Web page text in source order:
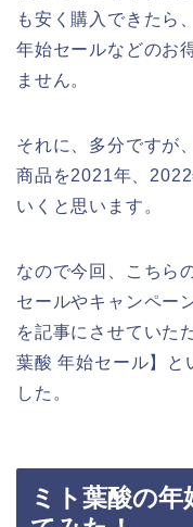
も安く購入できたら
年始セールなどのお
ません。
それに、多分ですが
商品を2021年、
いくと思います。
なので今回、こちら
セールやキャンペー
を記事にさせていた
葉酸 年始セール】と
した。
ミト葉酸の